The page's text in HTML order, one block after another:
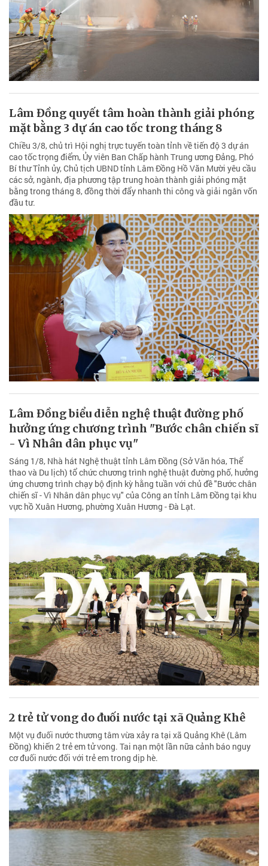
Lâm Đồng quyết tâm hoàn thành giải phóng
mặt bằng 3 dự án cao tốc trong tháng 8
Chiều 3/8, chủ trì Hội nghị trực tuyến toàn tỉnh về tiến độ 3 dự án
cao tốc trọng điểm, Ủy viên Ban Chấp hành Trung ương Đảng, Phó
Bí thư Tỉnh ủy, Chủ tịch UBND tỉnh Lâm Đồng Hồ Văn Mười yêu cầu
các sở, ngành, địa phương tập trung hoàn thành giải phóng mặt
bằng trong tháng 8, đồng thời đẩy nhanh thi công và giải ngân vốn
đầu tư.
Lâm Đồng biểu diễn nghệ thuật đường phố
hưởng ứng chương trình "Bước chân chiến sĩ
- Vì Nhân dân phục vụ"
Sáng 1/8, Nhà hát Nghệ thuật tỉnh Lâm Đồng (Sở Văn hóa, Thể
thao và Du lịch) tổ chức chương trình nghệ thuật đường phố, hưởng
ứng chương trình chạy bộ định kỳ hằng tuần với chủ đề "Bước chân
chiến sĩ - Vì Nhân dân phục vụ" của Công an tỉnh Lâm Đồng tại khu
vực hồ Xuân Hương, phường Xuân Hương - Đà Lạt.
2 trẻ tử vong do đuối nước tại xã Quảng Khê
Một vụ đuối nước thương tâm vừa xảy ra tại xã Quảng Khê (Lâm
Đồng) khiến 2 trẻ em tử vong. Tai nạn một lần nữa cảnh báo nguy
cơ đuối nước đối với trẻ em trong dịp hè.